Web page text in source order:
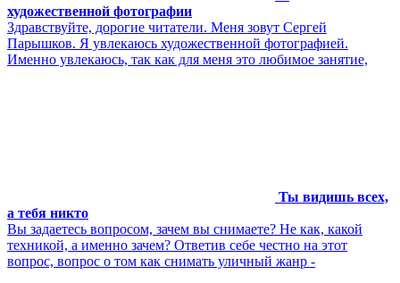
художественной фотографии
Здравствуйте, дорогие читатели. Меня зовут Сергей
Парышков. Я увлекаюсь художественной фотографией.
Именно увлекаюсь, так как для меня это любимое занятие,
Ты видишь всех,
а тебя никто
Вы задаетесь вопросом, зачем вы снимаете? Не как, какой
техникой, а именно зачем? Ответив себе честно на этот
вопрос, вопрос о том как снимать уличный жанр -